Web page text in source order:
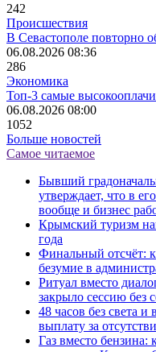
242
Происшествия
В Севастополе повторно
06.08.2026 08:36
286
Экономика
Топ-3 самые
06.08.2026 08:00
1052
Больше новостей
Самое читаемое
Бывший
утверждает, что в
вообще и бизнес
Крымский туризм
года
Финальный отсчёт:
безумие в
Ритуал вместо
закрыло сессию без
48 часов без света
выплату за
Газ вместо бензина: